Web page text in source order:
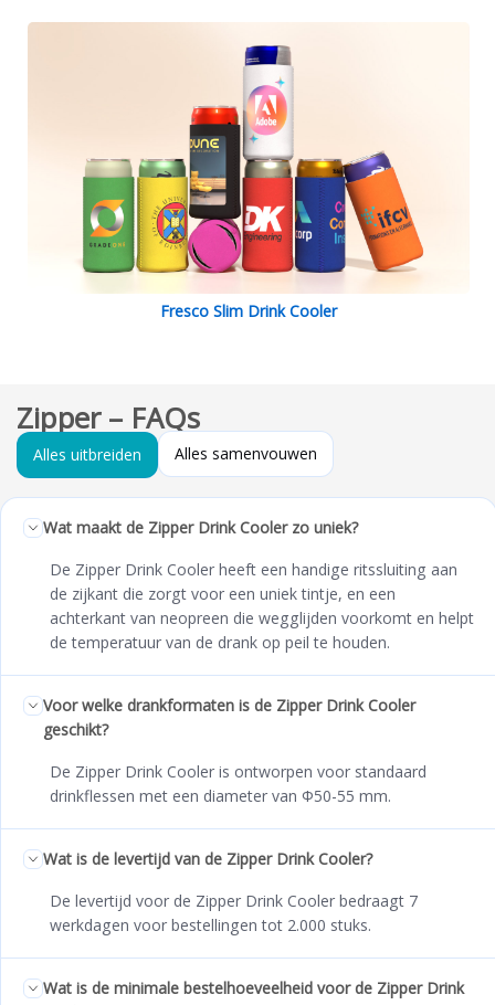
Fresco Slim Drink Cooler
Zipper – FAQs
Alles uitbreiden Alles samenvouwen
Wat maakt de Zipper Drink Cooler zo uniek?
De Zipper Drink Cooler heeft een handige ritssluiting aan
de zijkant die zorgt voor een uniek tintje, en een
achterkant van neopreen die wegglijden voorkomt en helpt
de temperatuur van de drank op peil te houden.
Voor welke drankformaten is de Zipper Drink Cooler
geschikt?
De Zipper Drink Cooler is ontworpen voor standaard
drinkflessen met een diameter van Φ50-55 mm.
Wat is de levertijd van de Zipper Drink Cooler?
De levertijd voor de Zipper Drink Cooler bedraagt 7
werkdagen voor bestellingen tot 2.000 stuks.
Wat is de minimale bestelhoeveelheid voor de Zipper Drink